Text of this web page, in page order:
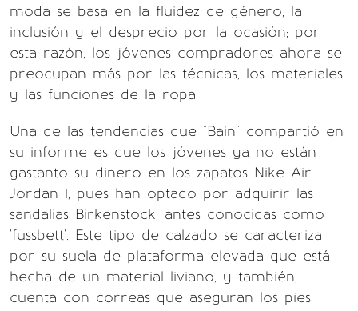
moda se basa en la fluidez de género, la
inclusión y el desprecio por la ocasión; por
esta razón, los jóvenes compradores ahora se
preocupan más por las técnicas, los materiales
y las funciones de la ropa.
Una de las tendencias que "Bain" compartió en
su informe es que los jóvenes ya no están
gastanto su dinero en los zapatos Nike Air
Jordan 1, pues han optado por adquirir las
sandalias Birkenstock, antes conocidas como
'fussbett'. Este tipo de calzado se caracteriza
por su suela de plataforma elevada que está
hecha de un material liviano, y también,
cuenta con correas que aseguran los pies.